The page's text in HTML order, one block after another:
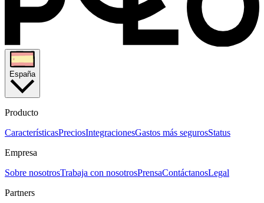
España
Producto
CaracterísticasPreciosIntegracionesGastos más segurosStatus
Empresa
Sobre nosotrosTrabaja con nosotrosPrensaContáctanosLegal
Partners